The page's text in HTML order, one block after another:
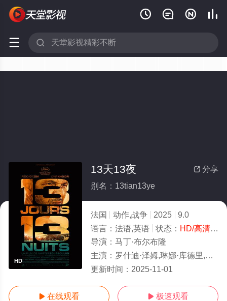
   
 
HD
 分享
13天13夜
别名：13tian13ye
法国 动作,战争 2025
9.0
语言： 法语,英语 状态： HD/高清- 免
导演： 马丁·布尔布隆
主演： 罗什迪·泽姆,琳娜·库德里,西瑟·巴比特·科努德森,克里斯托弗·蒙特内兹,
更新时间： 2025-11-01
 在线观看  极速观看